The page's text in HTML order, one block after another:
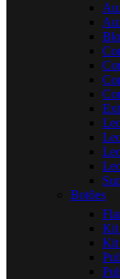
Botões
Kit
Kit